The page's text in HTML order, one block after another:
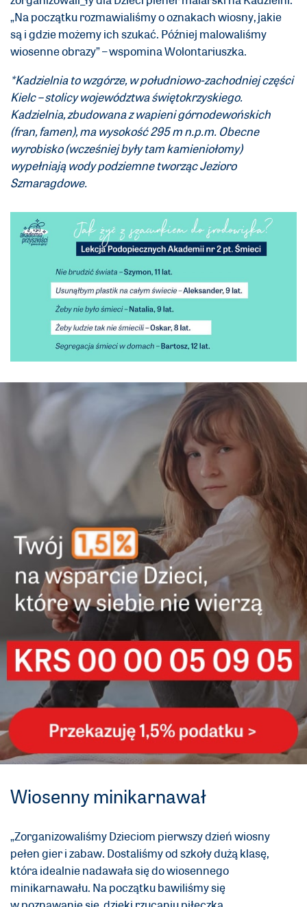
„Na początku rozmawialiśmy o oznakach wiosny, jakie
są i gdzie możemy ich szukać. Później malowaliśmy
wiosenne obrazy” – wspomina Wolontariuszka.
*Kadzielnia towzgórze, w południowo-zachodniej części
Kielc – stolicy województwa świętokrzyskiego.
Kadzielnia, zbudowana z wapieni górnodewońskich
(fran, famen), ma wysokość 295 m n.p.m. Obecne
wyrobisko (wcześniej były tam kamieniołomy)
wypełniają wody podziemne tworząc Jezioro
Szmaragdowe.
Wiosenny minikarnawał
„Zorganizowaliśmy Dzieciom pierwszy dzień wiosny
pełen gier i zabaw. Dostaliśmy od szkoły dużą klasę,
która idealnie nadawała się do wiosennego
minikarnawału. Na początku bawiliśmy się